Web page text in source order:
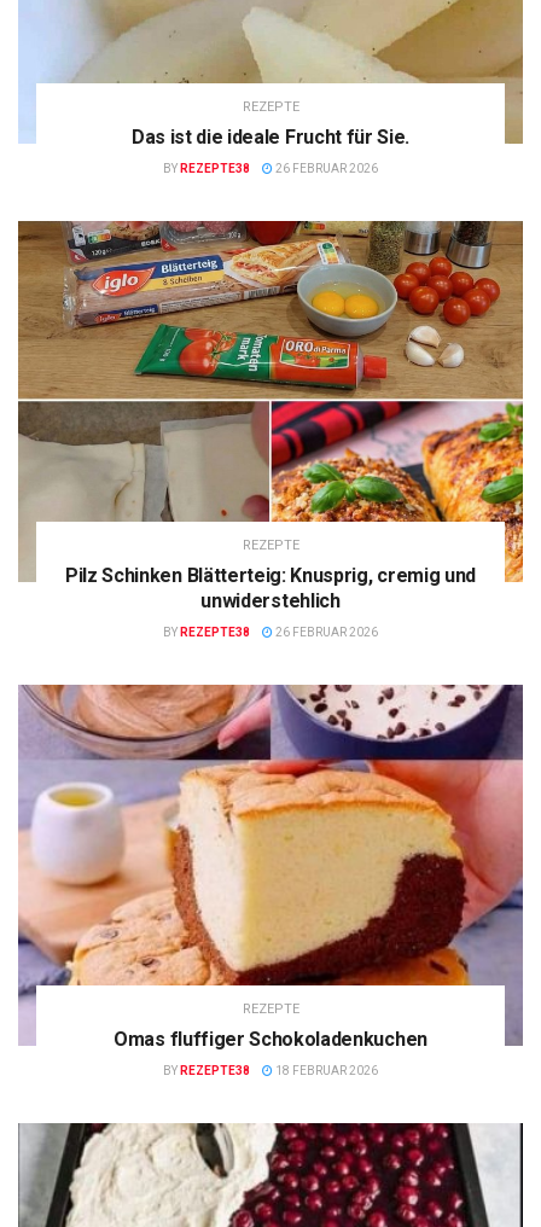
REZEPTE
Das ist die ideale Frucht für Sie.
BY REZEPTE38 26 FEBRUAR 2026
REZEPTE
Pilz Schinken Blätterteig: Knusprig, cremig und
unwiderstehlich
BY REZEPTE38 26 FEBRUAR 2026
REZEPTE
Omas fluffiger Schokoladenkuchen
BY REZEPTE38 18 FEBRUAR 2026